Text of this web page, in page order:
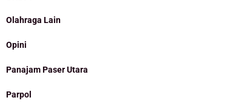
Olahraga Lain
Opini
Panajam Paser Utara
Parpol